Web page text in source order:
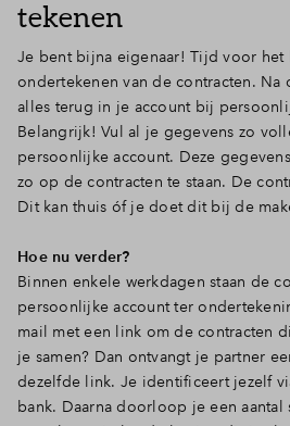
tekenen
Je bent bijna eigenaar! Tijd voor het
ondertekenen van de contracten.
alles terug in je account bij
Belangrijk! Vul al je gegevens zo
persoonlijke account. Deze
zo op de contracten te staan. De
Dit kan thuis óf je doet dit bij de
Hoe nu verder?
Binnen enkele werkdagen staan de
persoonlijke account ter
mail met een link om de contracten
je samen? Dan ontvangt je partner
dezelfde link. Je identificeert jezelf
bank. Daarna doorloop je een aantal